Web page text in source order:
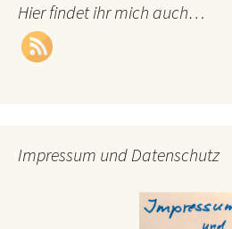
Hier findet ihr mich auch…
Impressum und Datenschutz